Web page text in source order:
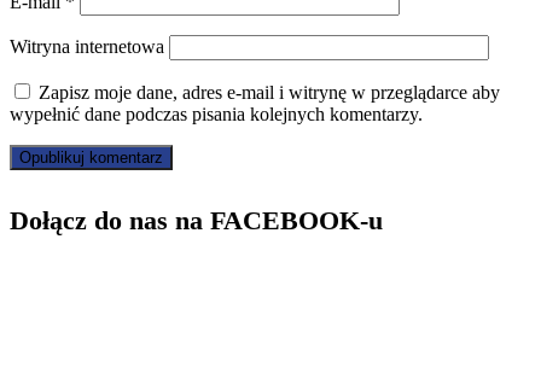
Witryna internetowa
Zapisz moje dane, adres e-mail i witrynę w przeglądarce aby
wypełnić dane podczas pisania kolejnych komentarzy.
Dołącz do nas na FACEBOOK-u